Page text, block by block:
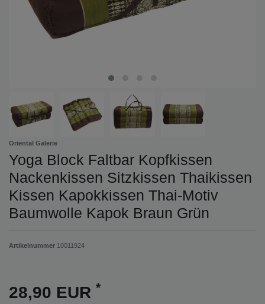
Oriental Galerie
Yoga Block Faltbar Kopfkissen
Nackenkissen Sitzkissen Thaikissen
Kissen Kapokkissen Thai-Motiv
Baumwolle Kapok Braun Grün
Artikelnummer 10011924
28,90 EUR *